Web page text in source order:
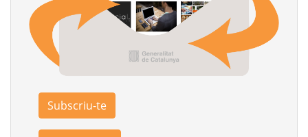
Subscriu-te